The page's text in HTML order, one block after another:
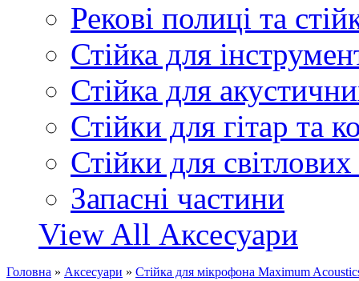
Рекові полиці та
Стійка для
Стійка для
Стійки для гітар та
Стійки для
Запасні частини
View All Аксесуари
Головна » Аксесуари » Стійка для мікрофона Maximum